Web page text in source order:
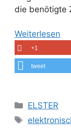
die benötigte
Weiterlesen
+1
tweet
Kategorien
ELSTER